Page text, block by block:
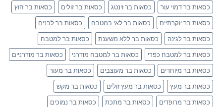
כסאות בר דמוי עור
כסאות בר וינטג כסאות בר זולים
כסאות בר חוץ
כסאות בר יוקרתיים
כסאות בר לאי במטבח
כסאות בר לבנים
כסאות בר לגינה
כסאות בר ללא משענת
כסאות בר למטבח
כסאות בר למטבח כפרי
כסאות בר למטבח מודרני
כסאות בר מודרניים
כסאות בר מיוחדים
כסאות בר מעוצבים
כסאות בר מעור
כסאות בר מעץ
כסאות בר מעץ זולים
כסאות בר מקש
כסאות בר מרופדים
כסאות בר מתכת
כסאות בר נמוכים